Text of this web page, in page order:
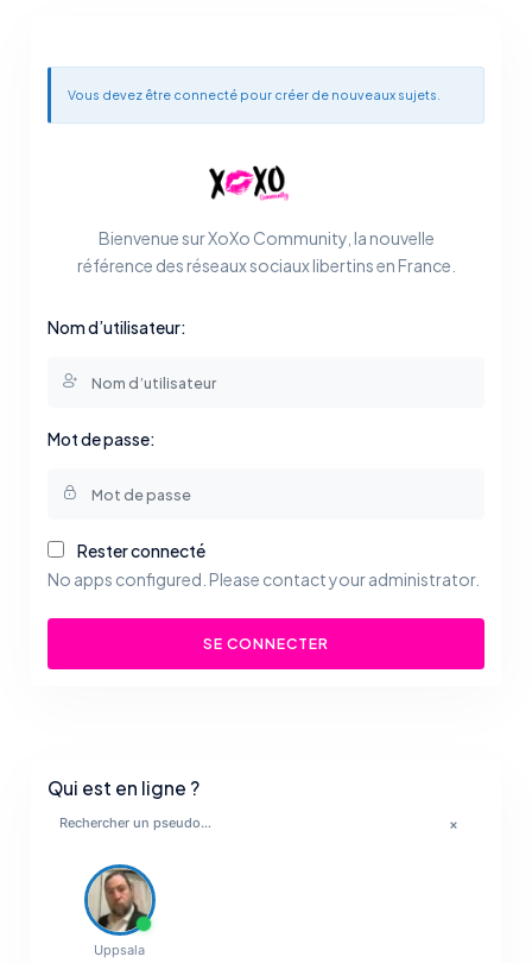
Vous devez être connecté pour créer de nouveaux sujets.
Bienvenue sur XoXo Community, la nouvelle
référence des réseaux sociaux libertins en France.
Nom d’utilisateur:
Mot de passe:
Rester connecté
No apps configured. Please contact your administrator.
SE CONNECTER
Qui est en ligne ?
×
Uppsala